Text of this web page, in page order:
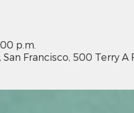
p.m.
Francisco, 500 Terry A